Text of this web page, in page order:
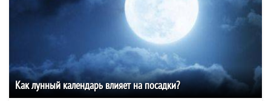
Как лунный календарь влияет на посадки?